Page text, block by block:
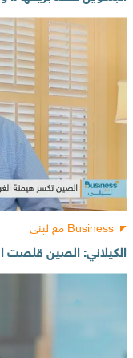
Business مع لبنى
الكيلاني: الصين قلصت